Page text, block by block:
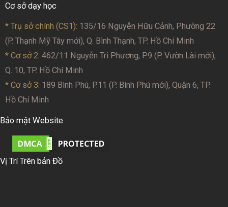
Cơ sở dạy học
* Trụ sở chính (CS1): 135/16 Nguyễn Hữu Cảnh, Phường 22
(P. Thạnh Mỹ Tây mới), Q. Bình Thạnh, TP. Hồ Chí Minh
* Cơ sở 2: 462/11 Nguyễn Tri Phương, P.9 (P. Vườn Lài mới),
Q. 10, TP. Hồ Chí Minh
* Cơ sở 3: 189 Bình Phú, P.11 (P. Bình Phú mới), Quận 6, TP.
Hồ Chí Minh
Bảo mật Website
Vị Trí Trên bản Đồ